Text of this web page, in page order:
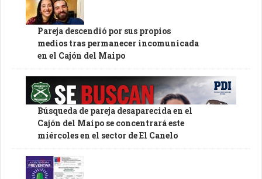
Pareja descendió por sus propios
medios tras permanecer incomunicada
en el Cajón del Maipo
Búsqueda de pareja desaparecida en el
Cajón del Maipo se concentrará este
miércoles en el sector de El Canelo